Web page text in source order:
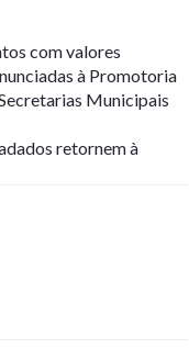
com valores
à Promotoria
Municipais
retornem à